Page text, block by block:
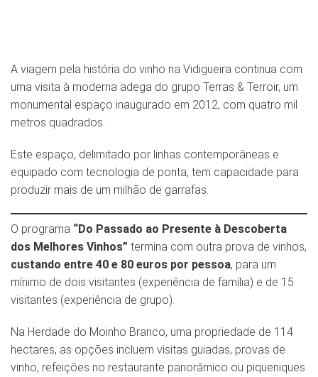
A viagem pela história do vinho na Vidigueira continua com
uma visita à moderna adega do grupo Terras & Terroir, um
monumental espaço inaugurado em 2012, com quatro mil
metros quadrados.
Este espaço, delimitado por linhas contemporâneas e
equipado com tecnologia de ponta, tem capacidade para
produzir mais de um milhão de garrafas.
O programa “Do Passado ao Presente à Descoberta
dos Melhores Vinhos” termina com outra prova de vinhos,
custando entre 40 e 80 euros por pessoa, para um
mínimo de dois visitantes (experiência de família) e de 15
visitantes (experiência de grupo).
Na Herdade do Moinho Branco, uma propriedade de 114
hectares, as opções incluem visitas guiadas, provas de
vinho, refeições no restaurante panorâmico ou piqueniques